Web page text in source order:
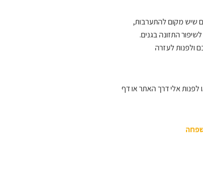
שיש מקום להתערבות,
התזונה בגנים.
ולפנות לעזרה
אלי דרך האתר או דף